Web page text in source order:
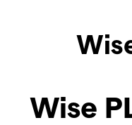
Wise